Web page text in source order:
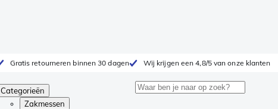
Gratis retourneren binnen 30 dagen Wij krijgen een 4,8/5 van onze klanten
Categorieën
Zakmessen